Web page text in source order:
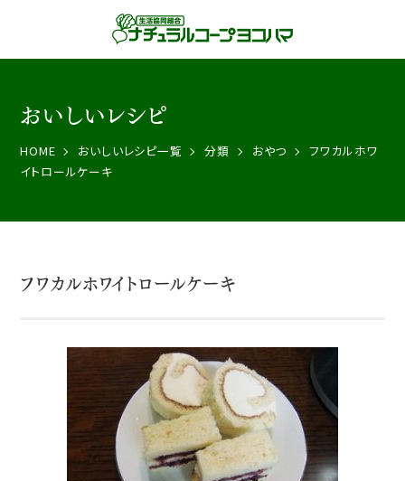
おいしいレシピ
HOME おいしいレシピ一覧 分類 おやつ
フワカルホワ
イトロールケーキ
フワカルホワイトロールケーキ